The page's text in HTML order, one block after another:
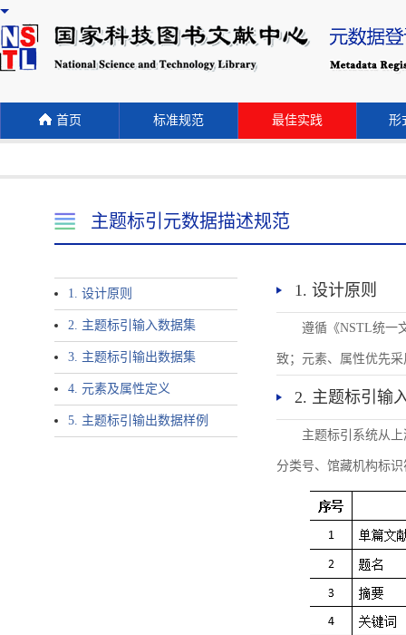
首页 标准规范 最佳实践 形
主题标引元数据描述规范
1. 设计原则
2. 主题标引输入数据集
3. 主题标引输出数据集
4. 元素及属性定义
5. 主题标引输出数据样例
1. 设计原则
遵循《NSTL统一
致；元素、属性优先
2. 主题标引输
主题标引系统从
分类号、馆藏机构标